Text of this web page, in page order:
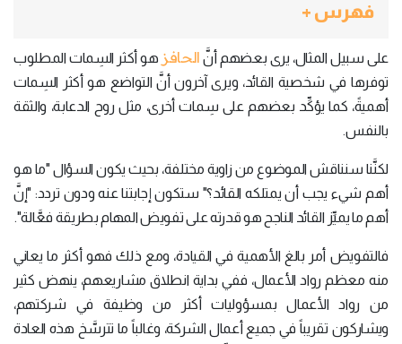
فهرس +
على سبيل المثال، يرى بعضهم أنَّ الحافز هو أكثر السِمات المطلوب
توفرها في شخصية القائد، ويرى آخرون أنَّ التواضع هو أكثر السِمات
أهميةً، كما يؤكِّد بعضهم على سِمات أخرى، مثل روح الدعابة، والثقة
بالنفس.
لكنَّنا سنناقش الموضوع من زاوية مختلفة، بحيث يكون السؤال "ما هو
أهم شيء يجب أن يمتلكه القائد؟" ستكون إجابتنا عنه ودون تردد: "إنَّ
أهم ما يميِّز القائد الناجح هو قدرته على تفويض المهام بطريقة فعَّالة".
فالتفويض أمر بالغ الأهمية في القيادة، ومع ذلك فهو أكثر ما يعاني
منه معظم رواد الأعمال، ففي بداية انطلاق مشاريعهم، ينهض كثير
من رواد الأعمال بمسؤوليات أكثر من وظيفة في شركتهم،
ويشاركون تقريباً في جميع أعمال الشركة، وغالباً ما تترسَّخ هذه العادة